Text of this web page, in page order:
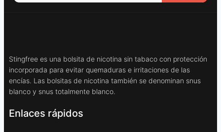
Stingfree es una bolsita de nicotina sin tabaco con protección
incorporada para evitar quemaduras e irritaciones de las
encías. Las bolsitas de nicotina también se denominan snus
blanco y snus totalmente blanco.
Enlaces rápidos